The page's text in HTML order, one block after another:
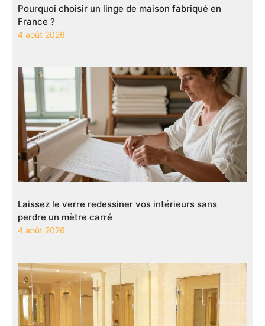
Pourquoi choisir un linge de maison fabriqué en
France ?
4 août 2026
Laissez le verre redessiner vos intérieurs sans
perdre un mètre carré
4 août 2026